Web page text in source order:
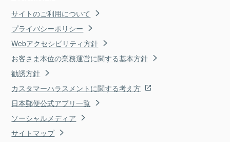
サイトのご利用について
プライバシーポリシー
Webアクセシビリティ方針
お客さま本位の業務運営に関する基本方針
勧誘方針
カスタマーハラスメントに関する考え方
日本郵便公式アプリ一覧
ソーシャルメディア
サイトマップ